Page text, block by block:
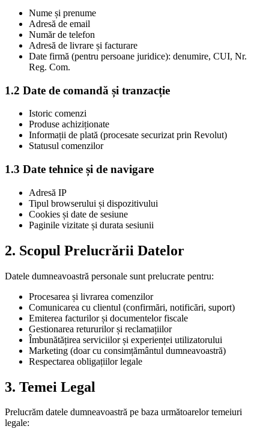
Nume și prenume
Adresă de email
Număr de telefon
Adresă de livrare și facturare
Date firmă (pentru persoane juridice): denumire, CUI, Nr.
Reg. Com.
1.2 Date de comandă și tranzacție
Istoric comenzi
Produse achiziționate
Informații de plată (procesate securizat prin Revolut)
Statusul comenzilor
1.3 Date tehnice și de navigare
Adresă IP
Tipul browserului și dispozitivului
Cookies și date de sesiune
Paginile vizitate și durata sesiunii
2. Scopul Prelucrării Datelor
Datele dumneavoastră personale sunt prelucrate pentru:
Procesarea și livrarea comenzilor
Comunicarea cu clientul (confirmări, notificări, suport)
Emiterea facturilor și documentelor fiscale
Gestionarea retururilor și reclamațiilor
Îmbunătățirea serviciilor și experienței utilizatorului
Marketing (doar cu consimțământul dumneavoastră)
Respectarea obligațiilor legale
3. Temei Legal
Prelucrăm datele dumneavoastră pe baza următoarelor temeiuri
legale: